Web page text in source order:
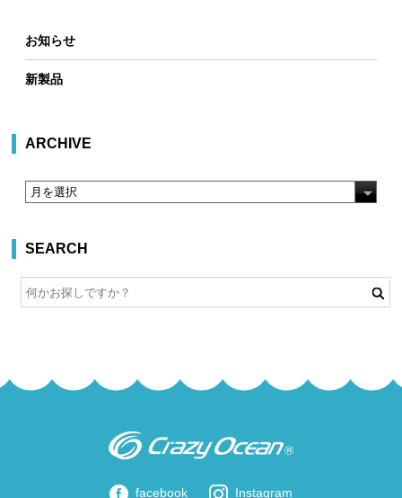
お知らせ
新製品
ARCHIVE
SEARCH
facebook Instagram